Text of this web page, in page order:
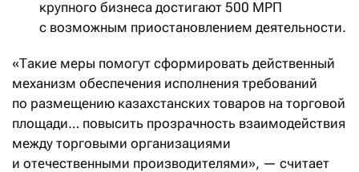
крупного бизнеса достигают 500 МРП
с возможным приостановлением деятельности.
«Такие меры помогут сформировать действенный
механизм обеспечения исполнения требований
по размещению казахстанских товаров на торговой
площади… повысить прозрачность взаимодействия
между торговыми организациями
и отечественными производителями», — считает